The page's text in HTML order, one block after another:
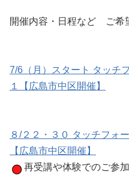
開催内容・日程など ご希
7/6（月）スタート タッチ
１【広島市中区開催】
８/２２・３０ タッチフォ
【広島市中区開催】
再受講や体験でのご参